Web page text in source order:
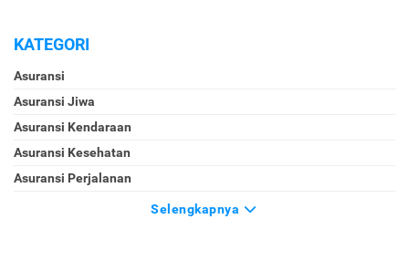
KATEGORI
Asuransi
Asuransi Jiwa
Asuransi Kendaraan
Asuransi Kesehatan
Asuransi Perjalanan
Selengkapnya